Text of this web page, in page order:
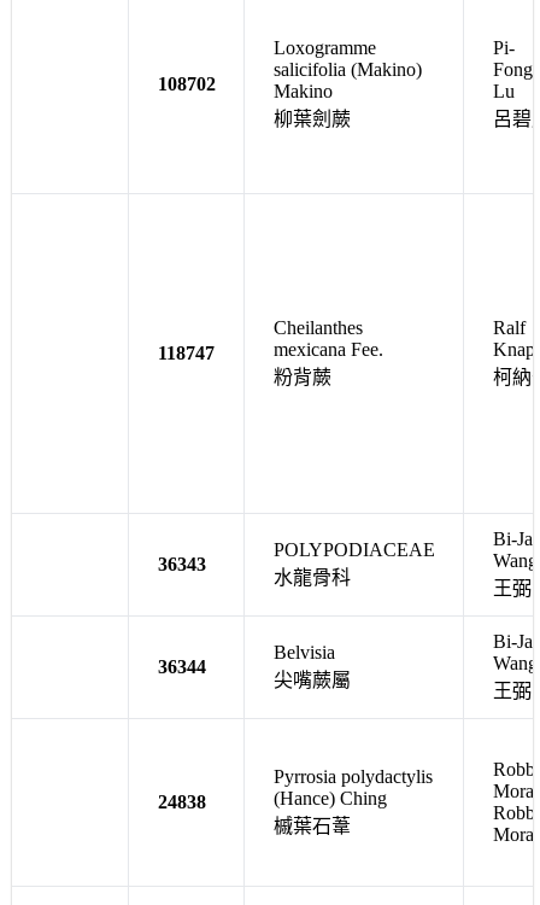
108702
Loxogramme
salicifolia (Makino)
Makino
柳葉劍蕨
Pi-
Fong
Lu
呂碧
118747
Cheilanthes
mexicana Fee.
粉背蕨
Ralf
柯納
36343
POLYPODIACEAE
水龍骨科
Bi-
Wang
王弼
36344
Belvisia
尖嘴蕨屬
Bi-
Wang
王弼
24838
Pyrrosia polydactylis
(Hance) Ching
槭葉石葦